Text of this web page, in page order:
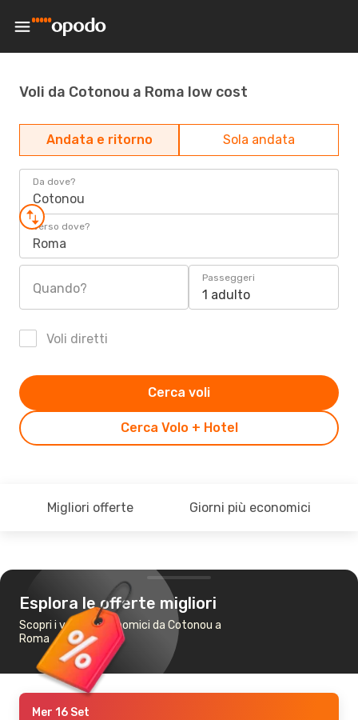
Voli da Cotonou a Roma low cost
Andata e ritorno Sola andata
Da dove?
Cotonou
Verso dove?
Roma
Quando?
Passeggeri
1 adulto
Voli diretti
Cerca Volo + Hotel
Cerca voli
Migliori offerte Giorni più economici
Esplora le offerte migliori
Scopri i voli più economici da Cotonou a
Roma
Mer 16 Set